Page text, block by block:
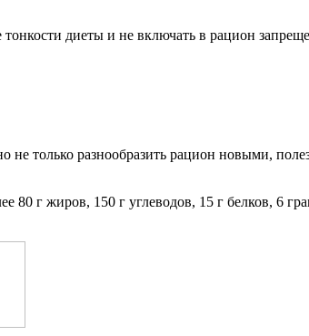
диеты и не включать в рацион
только разнообразить рацион новыми,
г жиров, 150 г углеводов, 15 г белков, 6